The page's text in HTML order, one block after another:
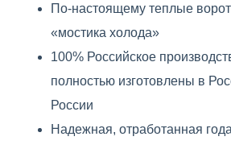
По-настоящему теплые
«мостика холода»
100% Российское
полностью изготовлены в
России
Надежная, отработанная